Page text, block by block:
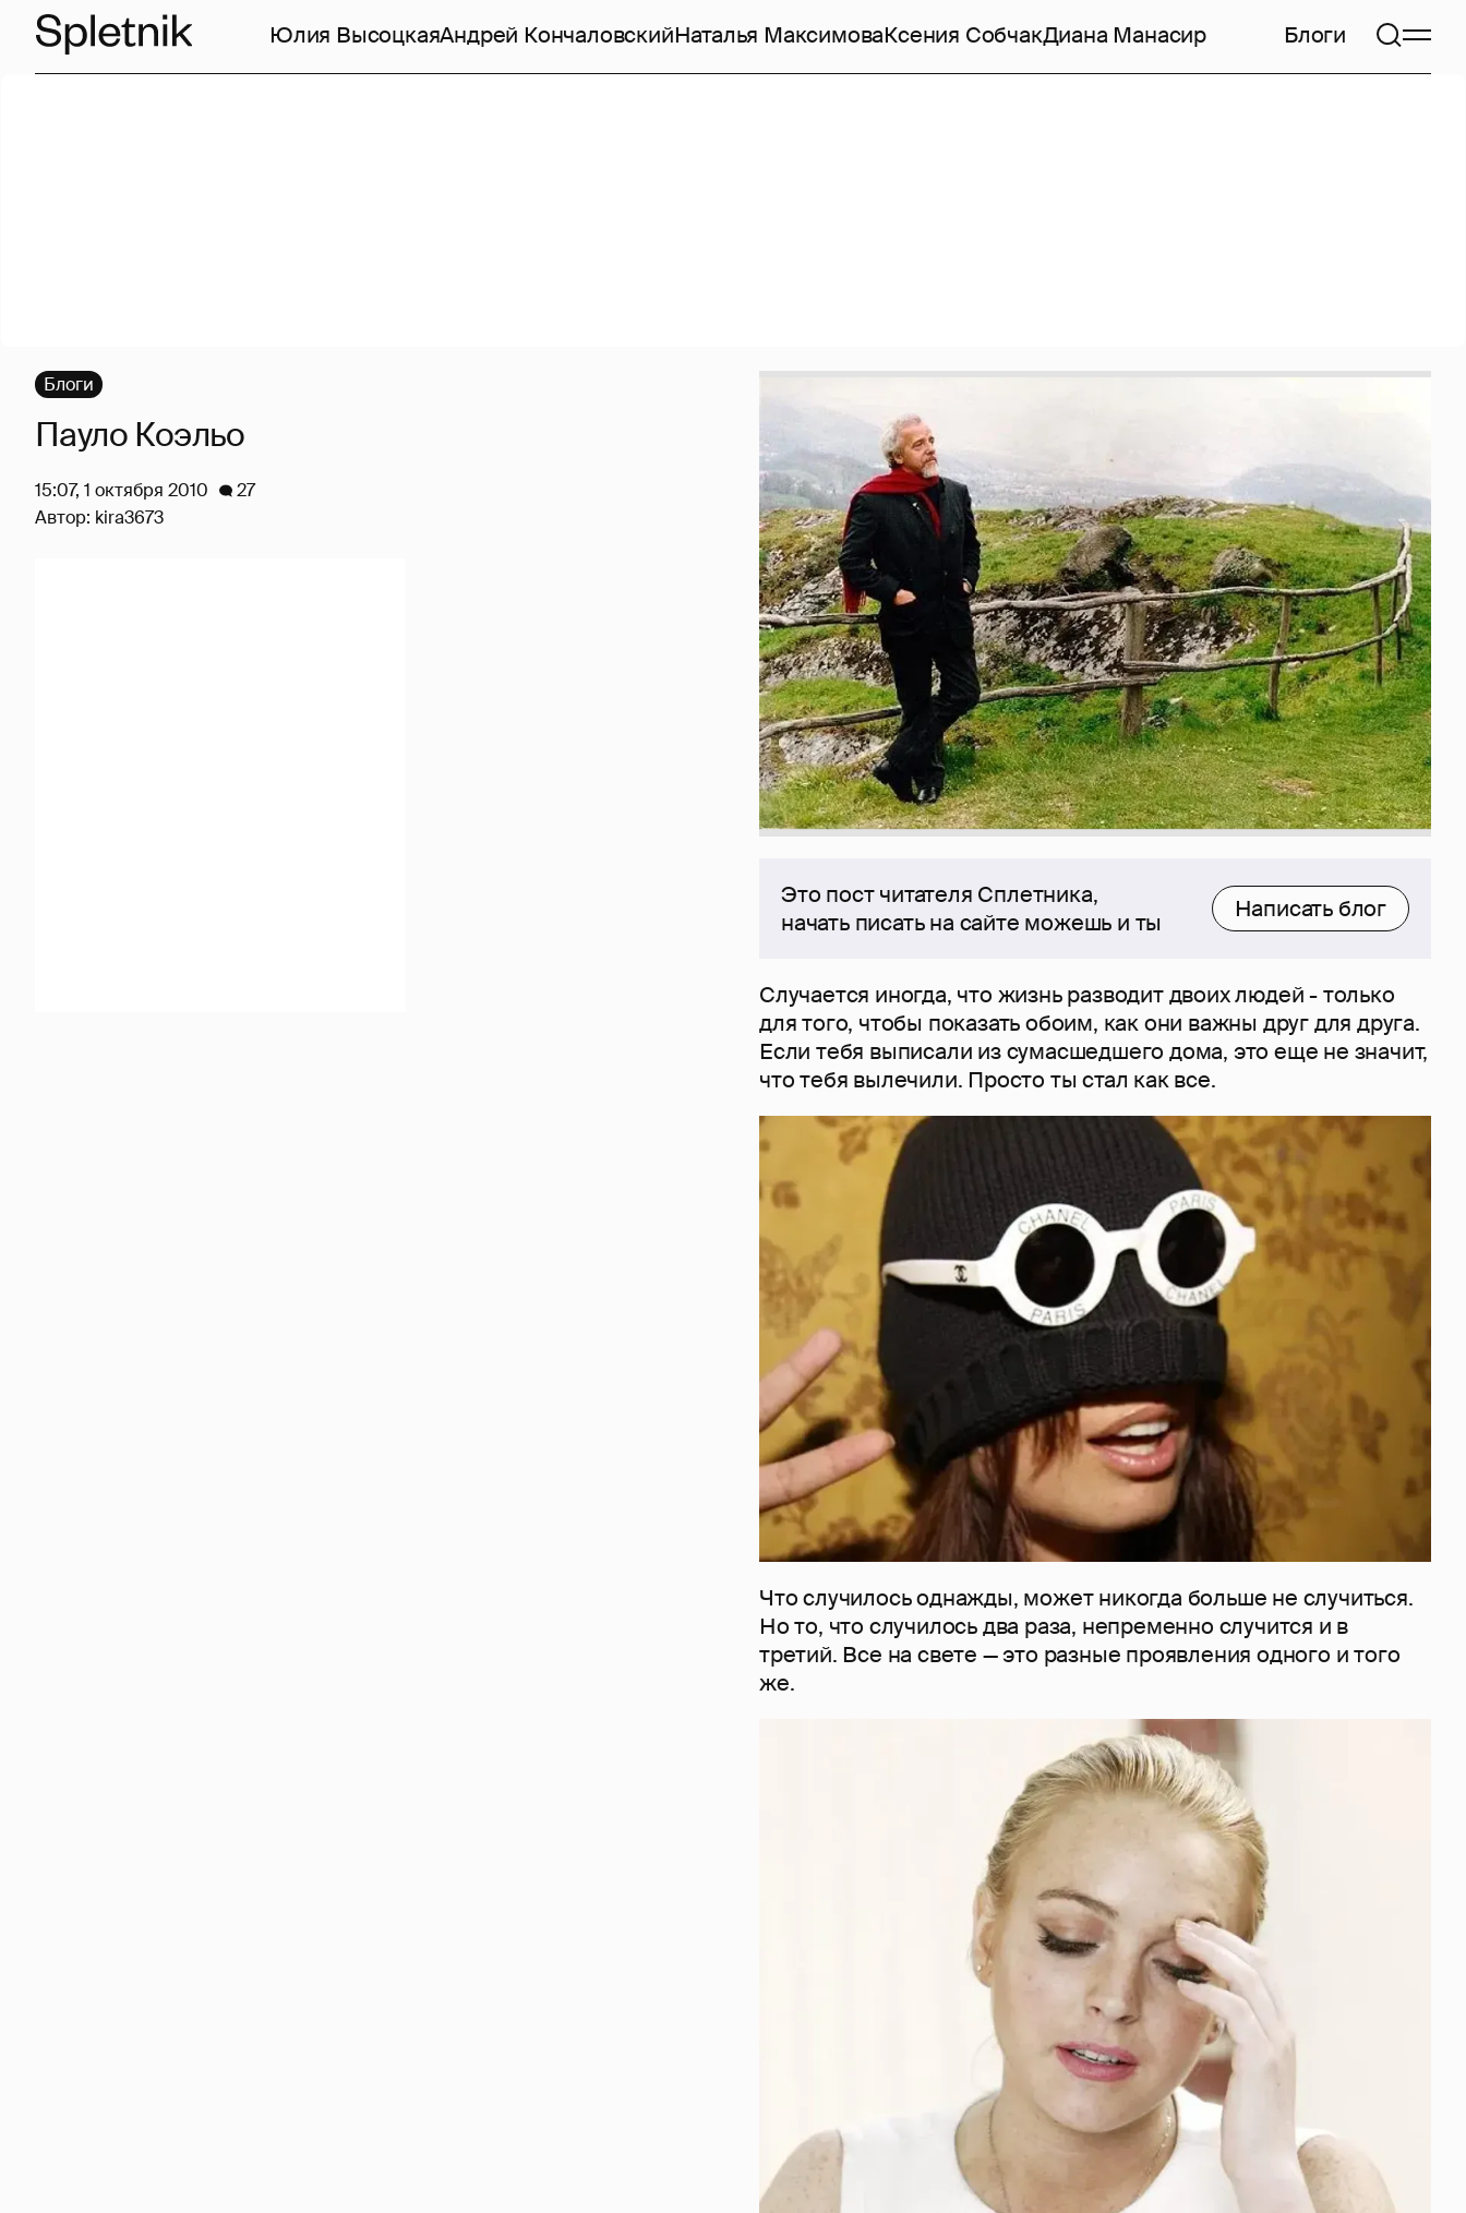
Юлия ВысоцкаяАндрей КончаловскийНаталья МаксимоваКсения СобчакДиана Манасир Блоги
Это пост читателя Сплетника,
начать писать на сайте можешь и ты
Написать блог
Случается иногда, что жизнь разводит двоих людей - только
для того, чтобы показать обоим, как они важны друг для друга.
Если тебя выписали из сумасшедшего дома, это еще не значит,
что тебя вылечили. Просто ты стал как все.
Что случилось однажды, может никогда больше не случиться.
Но то, что случилось два раза, непременно случится и в
третий. Все на свете — это разные проявления одного и того
же.
Блоги
Пауло Коэльо
15:07, 1 октября 2010
27
Автор: kira3673